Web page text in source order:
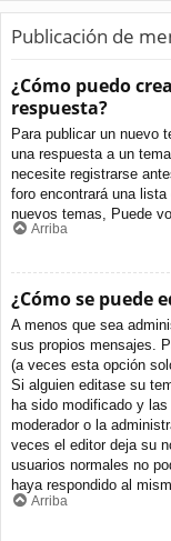
Publicación de
¿Cómo puedo
respuesta?
Para publicar un nuevo
una respuesta a un
necesite registrarse
foro encontrará una
nuevos temas, Puede
Arriba
¿Cómo se puede
A menos que sea
sus propios mensajes.
(a veces esta opción
Si alguien editase su
ha sido modificado y
moderador o la
veces el editor deja su
usuarios normales no
haya respondido al
Arriba